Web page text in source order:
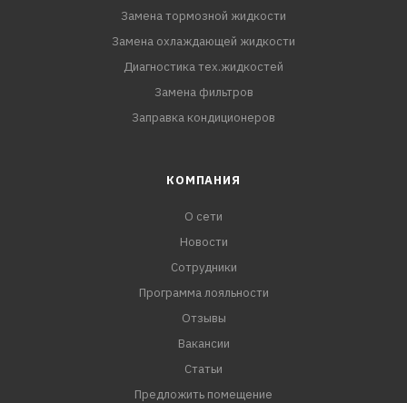
Замена тормозной жидкости
Замена охлаждающей жидкости
Диагностика тех.жидкостей
Замена фильтров
Заправка кондиционеров
КОМПАНИЯ
О сети
Новости
Сотрудники
Программа лояльности
Отзывы
Вакансии
Статьи
Предложить помещение